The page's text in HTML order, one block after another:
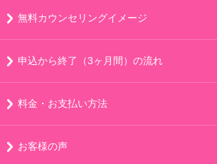
無料カウンセリングイメージ
申込から終了（3ヶ月間）の流れ
料金・お支払い方法
お客様の声